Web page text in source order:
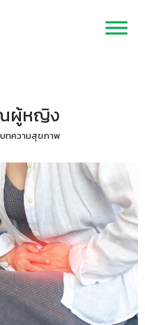
ณผู้หญิง
บทความสุขภาพ